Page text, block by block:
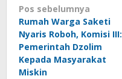
Navigasi
pos
Pos sebelumnya
Rumah Warga Saketi
Nyaris Roboh, Komisi III:
Pemerintah Dzolim
Kepada Masyarakat
Miskin